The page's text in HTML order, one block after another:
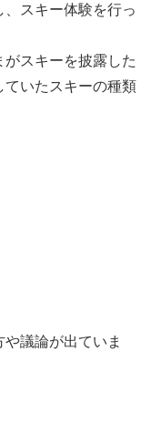
スキー体験を行っ
スキーを披露した
ていたスキーの種類
議論が出ていま